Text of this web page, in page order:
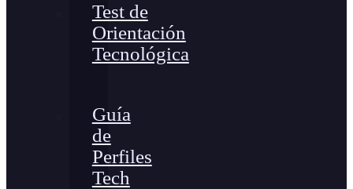
Test de
Orientación
Tecnológica
Guía
de
Perfiles
Tech